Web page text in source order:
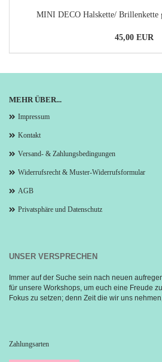
MINI DECO Halskette/ Brillenkette
45,00 EUR
MEHR ÜBER...
Impressum
Kontakt
Versand- & Zahlungsbedingungen
Widerrufsrecht & Muster-Widerrufsformular
AGB
Privatsphäre und Datenschutz
UNSER VERSPRECHEN
Immer auf der Suche sein nach neuen
für unsere Workshops, um euch eine Freude
Fokus zu setzen; denn Zeit die wir uns
Zahlungsarten